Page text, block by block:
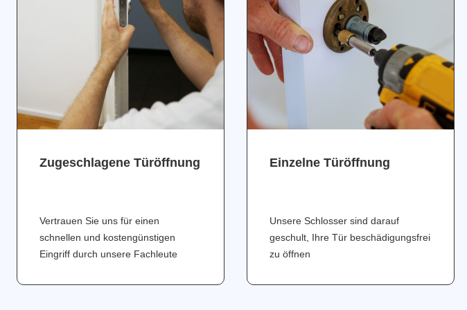
Zugeschlagene Türöffnung
Vertrauen Sie uns für einen
schnellen und kostengünstigen
Eingriff durch unsere Fachleute
Einzelne Türöffnung
Unsere Schlosser sind darauf
geschult, Ihre Tür beschädigungsfrei
zu öffnen